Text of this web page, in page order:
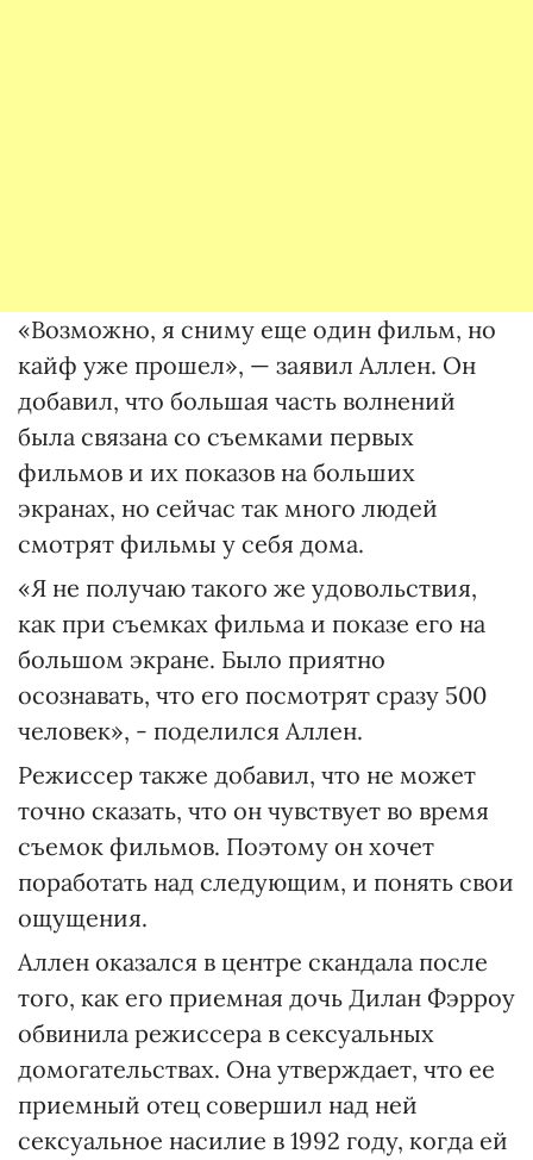
«Возможно, я сниму еще один фильм, но
кайф уже прошел», — заявил Аллен. Он
добавил, что большая часть волнений
была связана со съемками первых
фильмов и их показов на больших
экранах, но сейчас так много людей
смотрят фильмы у себя дома.
«Я не получаю такого же удовольствия,
как при съемках фильма и показе его на
большом экране. Было приятно
осознавать, что его посмотрят сразу 500
человек», - поделился Аллен.
Режиссер также добавил, что не может
точно сказать, что он чувствует во время
съемок фильмов. Поэтому он хочет
поработать над следующим, и понять свои
ощущения.
Аллен оказался в центре скандала после
того, как его приемная дочь Дилан Фэрроу
обвинила режиссера в сексуальных
домогательствах. Она утверждает, что ее
приемный отец совершил над ней
сексуальное насилие в 1992 году, когда ей